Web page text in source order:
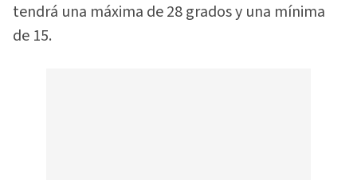
tendrá una máxima de 28 grados y una mínima
de 15.